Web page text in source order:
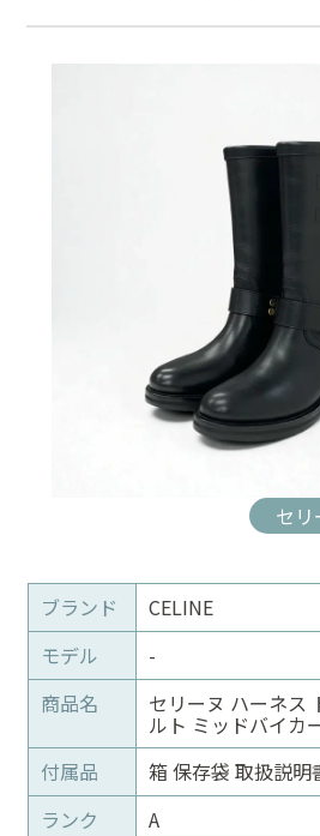
セリ
ブランド
CELINE
モデル
-
商品名
セリーヌ ハーネス
ルト ミッドバイカ
付属品
箱 保存袋 取扱説明
ランク
A